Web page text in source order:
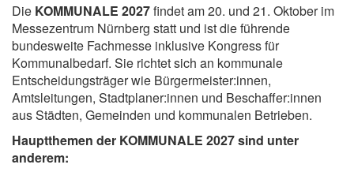
Die KOMMUNALE 2027findet am 20. und 21. Oktober im
Messezentrum Nürnberg statt und ist die führende
bundesweite Fachmesse inklusive Kongress für
Kommunalbedarf. Sie richtet sich an kommunale
Entscheidungsträger wie Bürgermeister:innen,
Amtsleitungen, Stadtplaner:innen und Beschaffer:innen
aus Städten, Gemeinden und kommunalen Betrieben.
Hauptthemen der KOMMUNALE 2027 sind unter
anderem: